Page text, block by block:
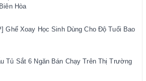
Hòa
Ghế Xoay Học Sinh Dùng Cho Độ Tuổi Bao
Tủ Sắt 6 Ngăn Bán Chạy Trên Thị Trường